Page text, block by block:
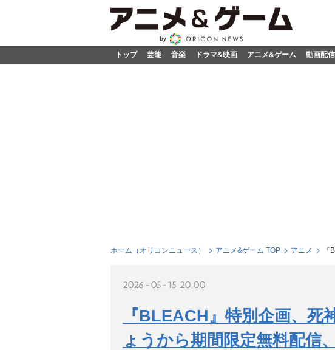
トップ 芸能 音楽 ドラマ&映画 アニメ&ゲーム 動画配
ホーム（オリコンニュース） アニメ&ゲーム TOP アニメ
2026-05-15 20:00
『BLEACH』特別企画、死
ょうから期間限定無料配信